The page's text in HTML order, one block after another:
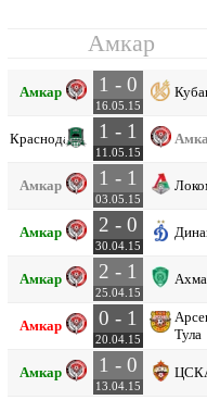
Амкар
Амкар 1 - 0
16.05.15
Краснодар 1 - 1
11.05.15
Амкар 1 - 1
03.05.15
Амкар 2 - 0
30.04.15
Амкар 2 - 1
25.04.15
Амкар 0 - 1
20.04.15
Тула
Амкар 1 - 0
13.04.15